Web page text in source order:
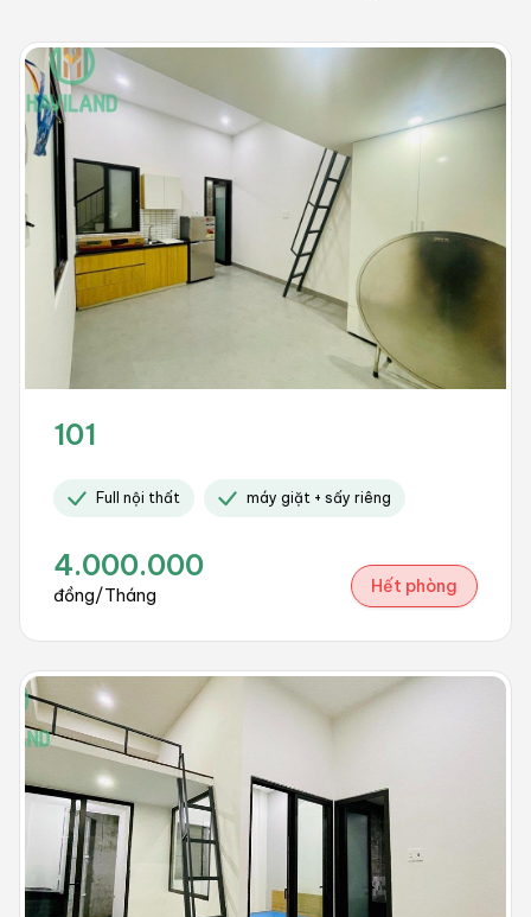
101
Full nội thất máy giặt + sấy riêng
4.000.000
đồng/Tháng Hết phòng